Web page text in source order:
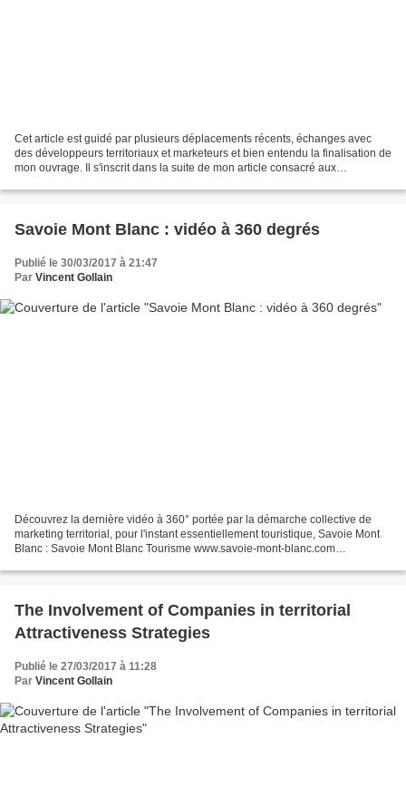
Cet article est guidé par plusieurs déplacements récents, échanges avec
des développeurs territoriaux et marketeurs et bien entendu la finalisation de
mon ouvrage. Il s'inscrit dans la suite de mon article consacré aux
Savoie Mont Blanc : vidéo à 360 degrés
Publié le 30/03/2017 à 21:47
Par Vincent Gollain
Découvrez la dernière vidéo à 360° portée par la démarche collective de
marketing territorial, pour l'instant essentiellement touristique, Savoie Mont
Blanc : Savoie Mont Blanc Tourisme www.savoie-mont-blanc.com
The Involvement of Companies in territorial
Attractiveness Strategies
Publié le 27/03/2017 à 11:28
Par Vincent Gollain